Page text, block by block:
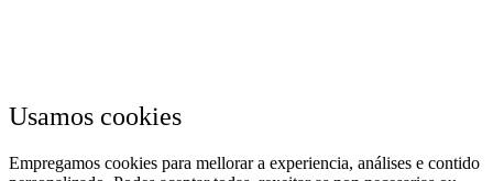
Usamos cookies
Empregamos cookies para mellorar a experiencia, análises e contido